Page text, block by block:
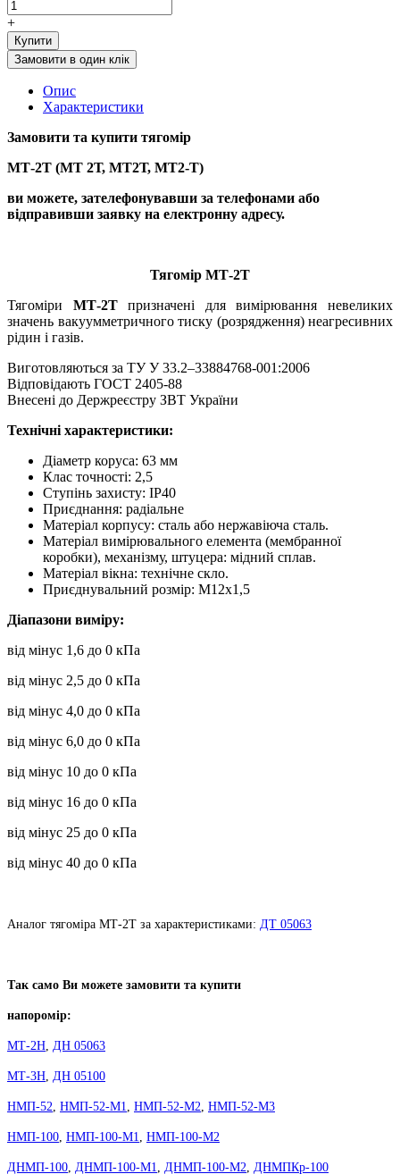
+
Купити
Замовити в один клік
Опис
Характеристики
Замовити та купити тягомір
МТ-2Т (МТ 2Т, МТ2Т, МТ2-Т)
ви можете, зателефонувавши за телефонами або
відправивши заявку на електронну адресу.
Тягомір МТ-2Т
Тягоміри МТ-2Тпризначені для вимірювання невеликих
значень вакуумметричного тиску (розрядження) неагресивних
рідин і газів.
Виготовляються за ТУ У 33.2–33884768-001:2006
Відповідають ГОСТ 2405-88
Внесені до Держреєстру ЗВТ України
Технічні характеристики:
Діаметр коруса: 63 мм
Клас точності: 2,5
Ступінь захисту: ІР40
Приєднання: радіальне
Матеріал корпусу: сталь або нержавіюча сталь.
Матеріал вимірювального елемента (мембранної
коробки), механізму, штуцера: мідний сплав.
Матеріал вікна: технічне скло.
Приєднувальний розмір: М12х1,5
Діапазони виміру:
від мінус 1,6 до 0 кПа
від мінус 2,5 до 0 кПа
від мінус 4,0 до 0 кПа
від мінус 6,0 до 0 кПа
від мінус 10 до 0 кПа
від мінус 16 до 0 кПа
від мінус 25 до 0 кПа
від мінус 40 до 0 кПа
Аналог тягоміра МТ-2Т за характеристиками: ДТ 05063
Так само Ви можете замовити та купити
напоромір:
МТ-2Н ДН 05063
МТ-3Н ДН 05100
НМП-52 НМП-52-М1 НМП-52-М2 НМП-52-М3
НМП-100 НМП-100-М1 НМП-100-М2
ДНМП-100 ДНМП-100-М1 ДНМП-100-М2 ДНМПКр-100